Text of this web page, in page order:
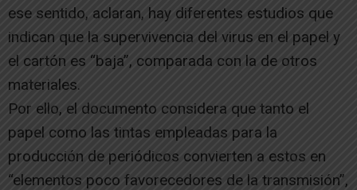
ese sentido, aclaran, hay diferentes estudios que
indican que la supervivencia del virus en el papel y
el cartón es “baja”, comparada con la de otros
materiales.
Por ello, el documento considera que tanto el
papel como las tintas empleadas para la
producción de periódicos convierten a estos en
“elementos poco favorecedores de la transmisión”,